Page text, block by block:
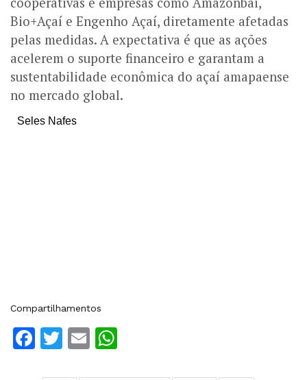
Bio+Açaí e Engenho Açaí, diretamente afetadas
pelas medidas. A expectativa é que as ações
acelerem o suporte financeiro e garantam a
sustentabilidade econômica do açaí amapaense
no mercado global.
Seles Nafes
Compartilhamentos
Facebook
Twitter
Email